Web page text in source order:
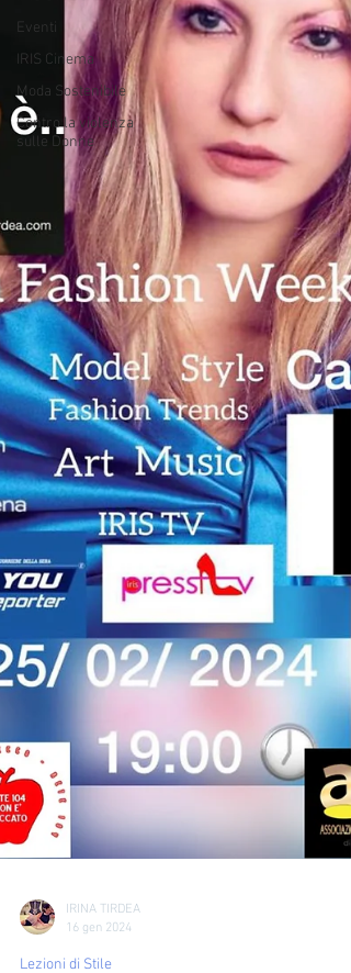
Eventi
IRIS Cinema
Moda Sostenibile
Contro la violenza
sulle Donne
IRINA TIRDEA